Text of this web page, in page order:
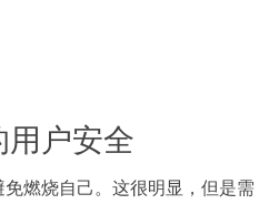
用户安全
燃烧自己。这很明显，但是需